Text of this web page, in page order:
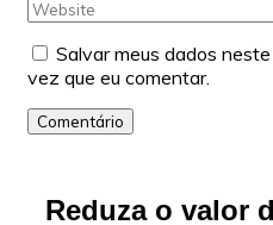
Salvar meus dados
vez que eu comentar.
Comentário
Reduza o valor